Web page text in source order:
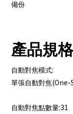
備份
產品規格
自動對焦模式:
單張自動對焦(One-
自動對焦點數量:31